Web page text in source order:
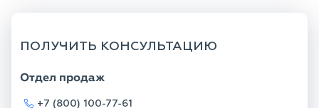
ПОЛУЧИТЬ КОНСУЛЬТАЦИЮ
Отдел продаж
+7 (800) 100-77-61